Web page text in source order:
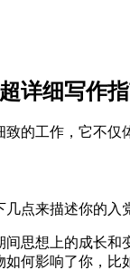
详细写作
致的工作，它不仅
点来描述你的入
间思想上的成长
何影响了你，比